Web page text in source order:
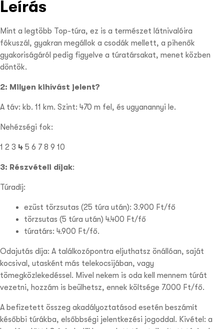
Leírás
Mint a legtöbb Top-túra, ez is a természet látnivalóira
fókuszál, gyakran megállok a csodák mellett, a pihenők
gyakoriságáról pedig figyelve a túratársakat, menet közben
döntök.
2: Milyen kihívást jelent?
A táv: kb. 11 km. Szint: 470 m fel, és ugyanannyi le.
Nehézségi fok:
1 2 3 4 5 6 7 8 9 10
3: Részvételi díjak:
Túradíj:
ezüst törzsutas (25 túra után): 3.900 Ft/fő
törzsutas (5 túra után) 4.400 Ft/fő
túratárs: 4.900 Ft/fő.
Odajutás díja: A találkozópontra eljuthatsz önállóan, saját
kocsival, utasként más telekocsijában, vagy
tömegközlekedéssel. Mivel nekem is oda kell mennem túrát
vezetni, hozzám is beülhetsz, ennek költsége 7.000 Ft/fő.
A befizetett összeg akadályoztatásod esetén beszámít
későbbi túrákba, elsőbbségi jelentkezési jogoddal. Kivétel: a